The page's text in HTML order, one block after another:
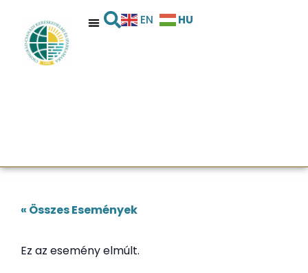
EN HU
« Összes Események
Ez az esemény elmúlt.